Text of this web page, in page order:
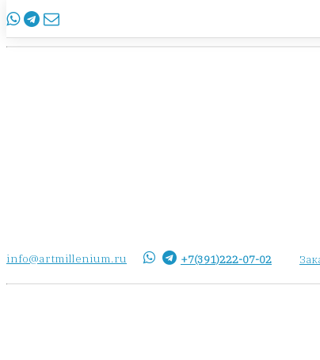
info@artmillenium.ru
info@artmillenium.ru +7(391)222-07-02